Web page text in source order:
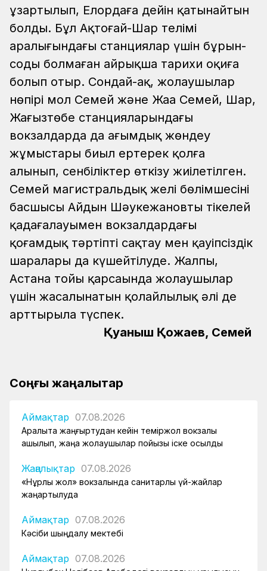
ұзартылып, Елордаға дейін қатынайтын
болды. Бұл Ақтоғай-Шар телімі
аралығындағы станциялар үшін бұрын-
соңды болмаған айрықша тарихи оқиға
болып отыр. Сондай-ақ, жолаушылар
нөпірі мол Семей және Жаңа Семей, Шар,
Жаңғызтөбе станцияларындағы
вокзалдарда да ағымдық жөндеу
жұмыстары биыл ертерек қолға
алынып, сенбіліктер өткізу жиілетілген.
Семей магистральдық желі бөлімшесінің
басшысы Айдын Шәукежановтың тікелей
қадағалауымен вокзалдардағы
қоғамдық тәртіпті сақтау мен қауіпсіздік
шаралары да күшейтілуде. Жалпы,
Астана тойы қарсаңында жолаушылар
үшін жасалынатын қолайлылық әлі де
арттырыла түспек.
Қуаныш Қожаев, Семей
Соңғы жаңалықтар
Аймақтар 07.08.2026
Арқалықта жаңғыртудан кейін теміржол вокзалы
ашылып, жаңа жолаушылар пойызы іске қосылды
Жаңалықтар 07.08.2026
«Нұрлы жол» вокзалында санитарлық үй-жайлар
жаңартылуда
Аймақтар 07.08.2026
Кәсіби шыңдалу мектебі
Аймақтар 07.08.2026